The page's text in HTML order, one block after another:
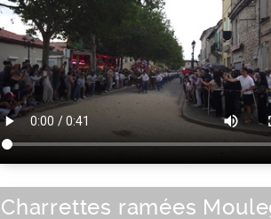
Charrettes ramées